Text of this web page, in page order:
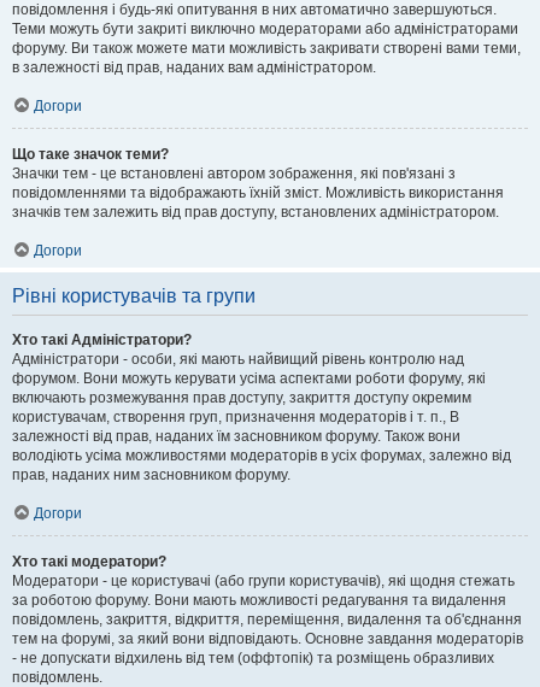
повідомлення і будь-які опитування в них автоматично завершуються.
Теми можуть бути закриті виключно модераторами або адміністраторами
форуму. Ви також можете мати можливість закривати створені вами теми,
в залежності від прав, наданих вам адміністратором.
Догори
Що таке значок теми?
Значки тем - це встановлені автором зображення, які пов'язані з
повідомленнями та відображають їхній зміст. Можливість використання
значків тем залежить від прав доступу, встановлених адміністратором.
Догори
Рівні користувачів та групи
Хто такі Адміністратори?
Адміністратори - особи, які мають найвищий рівень контролю над
форумом. Вони можуть керувати усіма аспектами роботи форуму, які
включають розмежування прав доступу, закриття доступу окремим
користувачам, створення груп, призначення модераторів і т. п., В
залежності від прав, наданих їм засновником форуму. Також вони
володіють усіма можливостями модераторів в усіх форумах, залежно від
прав, наданих ним засновником форуму.
Догори
Хто такі модератори?
Модератори - це користувачі (або групи користувачів), які щодня стежать
за роботою форуму. Вони мають можливості редагування та видалення
повідомлень, закриття, відкриття, переміщення, видалення та об'єднання
тем на форумі, за який вони відповідають. Основне завдання модераторів
- не допускати відхилень від тем (оффтопік) та розміщень образливих
повідомлень.